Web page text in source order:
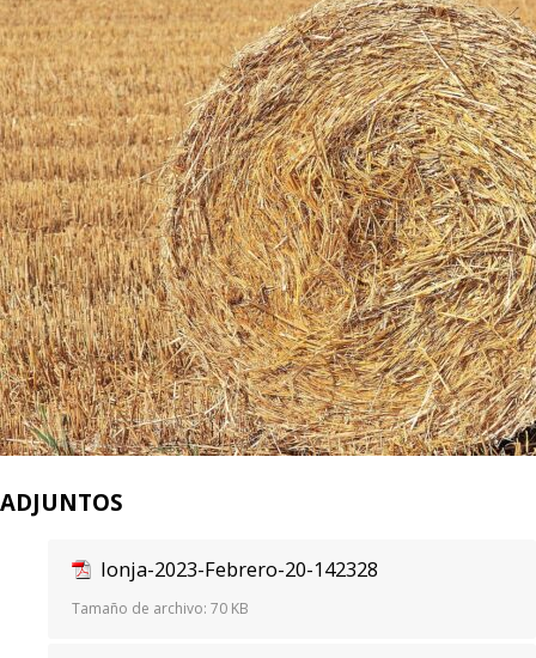
ADJUNTOS
lonja-2023-Febrero-20-142328
Tamaño de archivo: 70 KB